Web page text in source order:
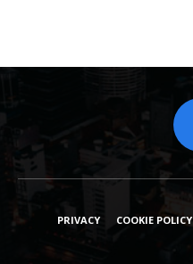
PRIVACY COOKIE POLICY